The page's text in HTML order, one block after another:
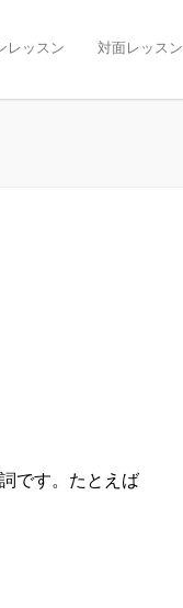
レッスン 対面レッスン
です。たとえば